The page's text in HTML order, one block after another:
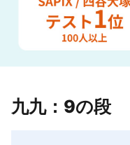
九九：9の段